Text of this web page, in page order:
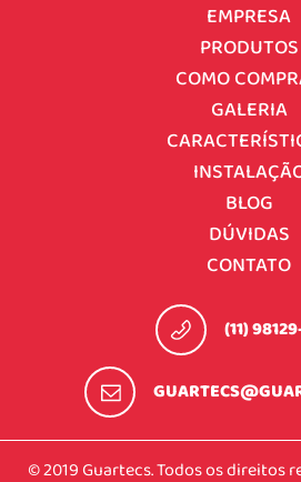
EMPRESA
PRODUTOS
COMO
GALERIA
BLOG
DÚVIDAS
CONTATO
(11)
© 2019 Guartecs. Todos os direitos